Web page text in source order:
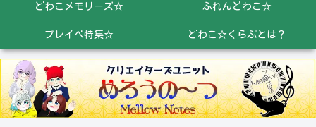
どわこメモリーズ☆ ふれんどわこ☆
プレイベ特集☆ どわこ☆くらぶとは？